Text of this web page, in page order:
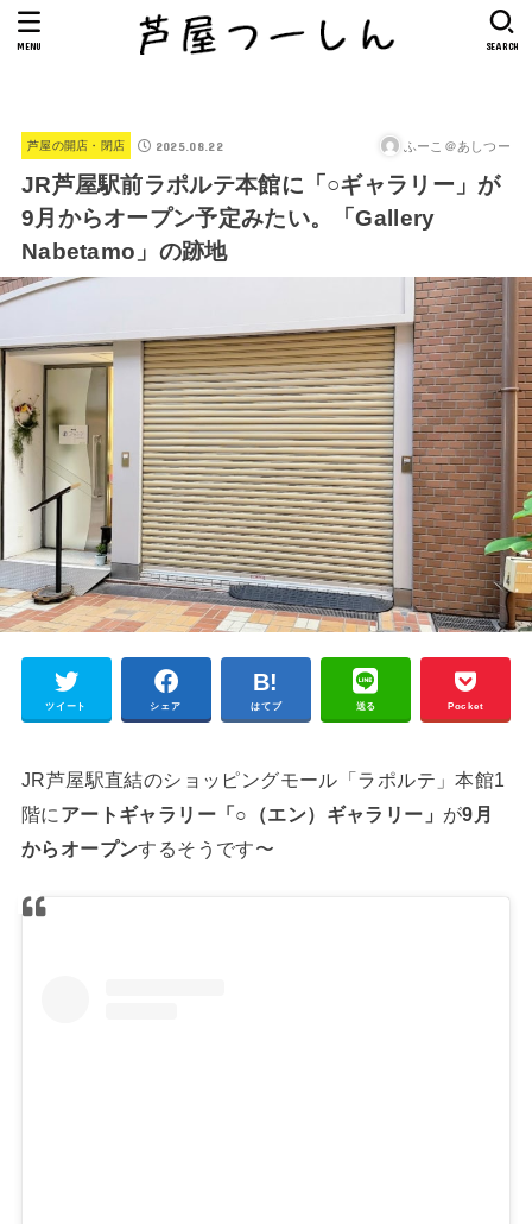
SEARCH
MENU
芦屋の開店・閉店 2025.08.22 ふーこ＠あしつー
JR芦屋駅前ラポルテ本館に「○ギャラリー」が
9月からオープン予定みたい。「Gallery
Nabetamo」の跡地
ツイート シェア はてブ 送る Pocket
JR芦屋駅直結のショッピングモール「ラポルテ」本館1
階に アートギャラリー「○（エン）ギャラリー」 が9月
からオープンするそうです〜